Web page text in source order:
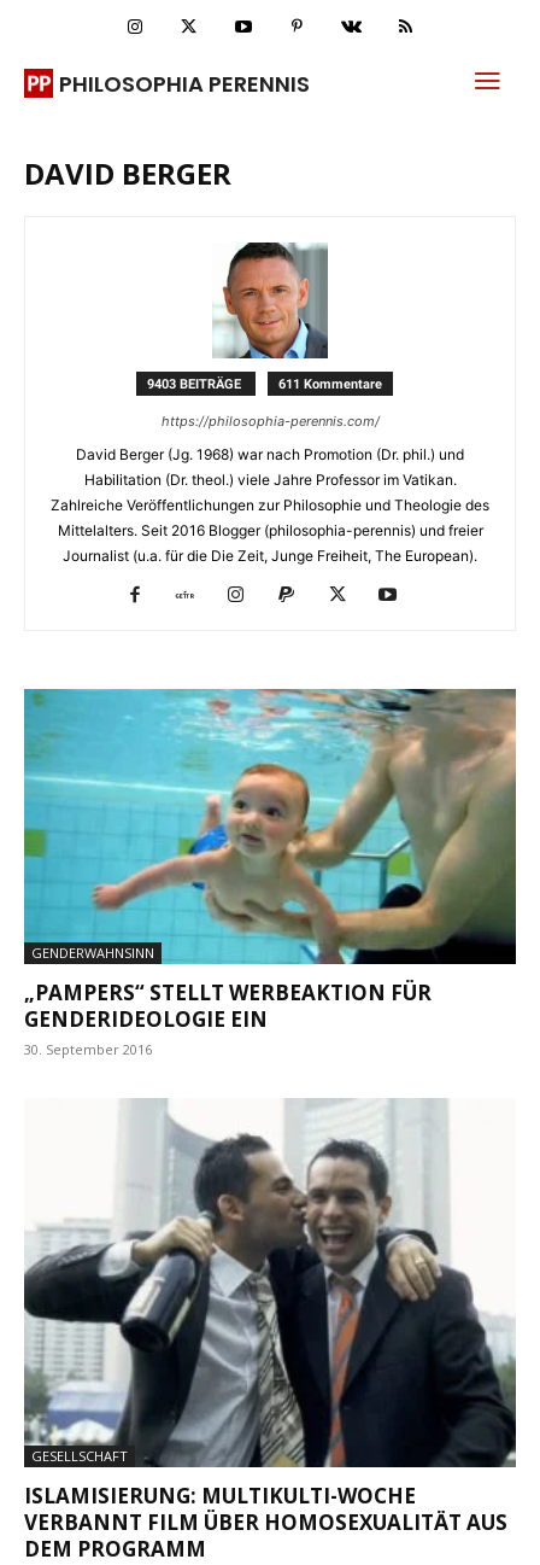
PHILOSOPHIA PERENNIS
DAVID BERGER
9403 BEITRÄGE 611 Kommentare
https://philosophia-perennis.com/
David Berger (Jg. 1968) war nach Promotion (Dr. phil.) und
Habilitation (Dr. theol.) viele Jahre Professor im Vatikan.
Zahlreiche Veröffentlichungen zur Philosophie und Theologie des
Mittelalters. Seit 2016 Blogger (philosophia-perennis) und freier
Journalist (u.a. für die Die Zeit, Junge Freiheit, The European).
GENDERWAHNSINN
„PAMPERS“ STELLT WERBEAKTION FÜR
GENDERIDEOLOGIE EIN
30. September 2016
GESELLSCHAFT
ISLAMISIERUNG: MULTIKULTI-WOCHE
VERBANNT FILM ÜBER HOMOSEXUALITÄT AUS
DEM PROGRAMM